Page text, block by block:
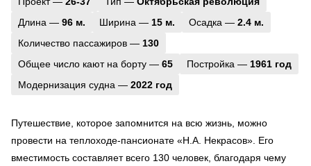
Длина — 96 м. Ширина — 15 м. Осадка — 2.4 м.
Количество пассажиров — 130
Общее число кают на борту — 65 Постройка — 1961 год
Модернизация судна — 2022 год
Путешествие, которое запомнится на всю жизнь, можно
провести на теплоходе-пансионате «Н.А. Некрасов». Его
вместимость составляет всего 130 человек, благодаря чему